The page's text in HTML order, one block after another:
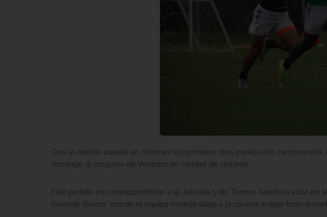
Con la mente puesta en obtener los primeros tres puntos del
domingo al conjunto de Venados en calidad de visitante.
Este partido es correspondiente a la Jornada 1 del Torneo Apertura 2022 en
Iturralde Rivero” donde el equipo naranja salga a la cancha a dejar todo